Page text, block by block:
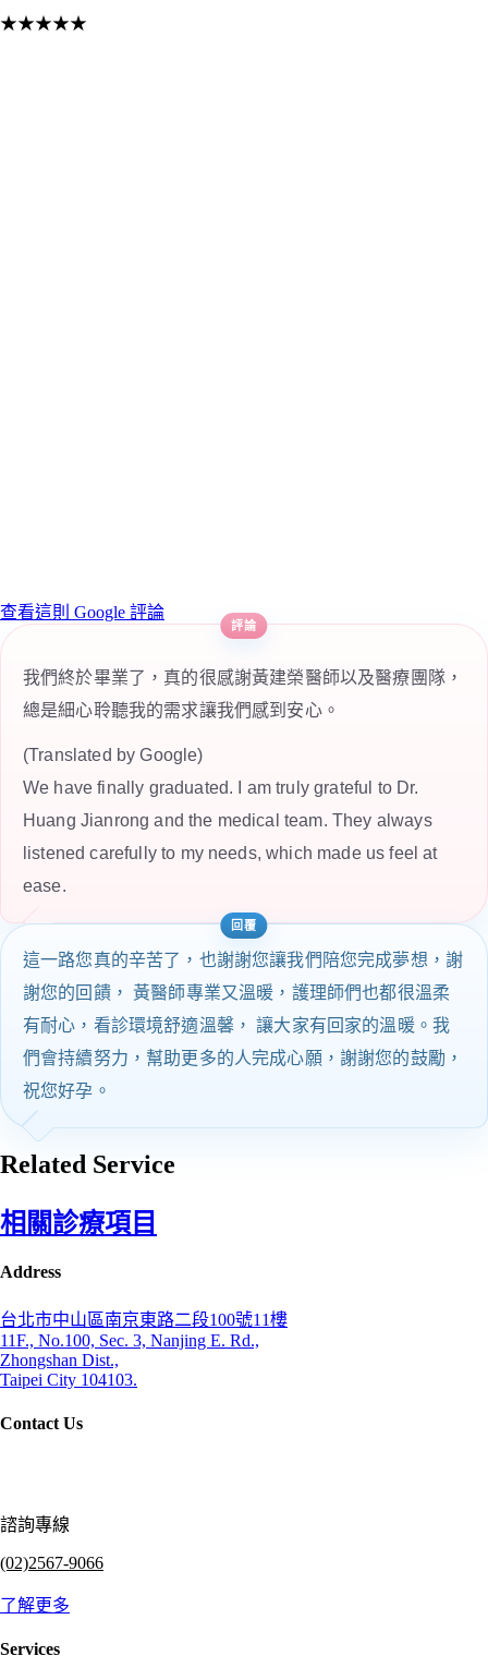
★★★★★
查看這則 Google 評論
我們終於畢業了，真的很感謝黃建榮醫師以及醫療團隊，
總是細心聆聽我的需求讓我們感到安心。
(Translated by Google)
We have finally graduated. I am truly grateful to Dr.
Huang Jianrong and the medical team. They always
listened carefully to my needs, which made us feel at
ease.
這一路您真的辛苦了，也謝謝您讓我們陪您完成夢想，謝
謝您的回饋， 黃醫師專業又溫暖，護理師們也都很溫柔
有耐心，看診環境舒適溫馨， 讓大家有回家的溫暖。我
們會持續努力，幫助更多的人完成心願，謝謝您的鼓勵，
祝您好孕。
Related Service
相關診療項目
Address
台北市中山區南京東路二段100號11樓
11F., No.100, Sec. 3, Nanjing E. Rd.,
Zhongshan Dist.,
Taipei City 104103.
Contact Us
諮詢專線
(02)2567-9066
了解更多
Services